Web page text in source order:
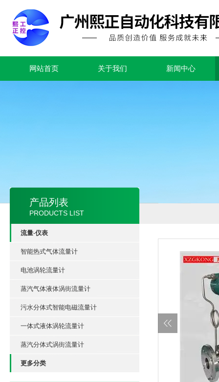
网站首页 关于我们 新闻中心
产品列表
PRODUCTS LIST
流量-仪表
智能热式气体流量计
电池涡轮流量计
蒸汽气体液体涡街流量计
污水分体式智能电磁流量计
一体式液体涡轮流量计
蒸汽分体式涡街流量计
更多分类